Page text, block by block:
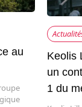
au
Keolis
un
1 du